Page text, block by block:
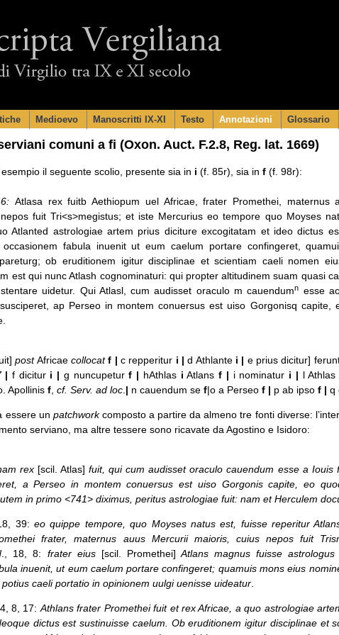
Skip to content
Medioevo Manoscritti IX-XI Testo Annotazioni Glossario
comuni a fi (Oxon. Auct. F.2.8, Reg. lat. 1669)
il seguente scolio, presente sia in i (f. 85r), sia inf (f. 98r):
Atlasa rex fuitb Aethiopum uel Africae, frater Promethei, maternus
fuit Tri<s>megistus; et iste Mercurius eo tempore quo Moyses
Atlanted astrologiae artem prius diciture excogitatam et ideo dictus
fabula inuenit ut eum caelum portare confingeret,
ob eruditionem igitur disciplinae et scientiam caeli nomen
est qui nunc Atlash cognominaturi: qui propter altitudinem suam quasi
uidetur. Qui Atlasl, cum audisset oraculo m cauendumn esse
ap Perseo in montem conuersus est uiso Gorgonisq capite,
postAfricae collocat f | c repperitur i | d Athlante i | e prius dicitur]
| f dicitur i | g nuncupeturf | hAthlas i Atlansf | i nominatur i | l Athlas
Apollinisf ,cf. Serv. ad loc | n cauendum sef|o a Perseof | p ab ipsof | q
essere un patchworkcomposto a partire da almeno tre fonti diverse:
serviano, ma altre tessere sono ricavate da Agostino e Isidoro:
rex[scil. Atlas] fuit, qui cum audisset oraculo cauendum esse a Iouis
a Perseo in montem conuersus est uiso Gorgonis capite, eo
in primo <741> diximus, peritus astrologiae fuit: nam et Herculem
39:eo quippe tempore, quo Moyses natus est, fuisse reperitur
frater, maternus auus Mercurii maioris, cuius nepos fuit
., 18, 8: frater eius [scil. Promethei] Atlans magnus fuisse
inuenit, ut eum caelum portare confingeret; quamuis mons eius
caeli portatio in opinionem uulgi uenisse uideatur
8, 17: Athlans frater Promethei fuit et rex Africae, a quo astrologiae
dictus est sustinuisse caelum. Ob eruditionem igitur disciplinae et